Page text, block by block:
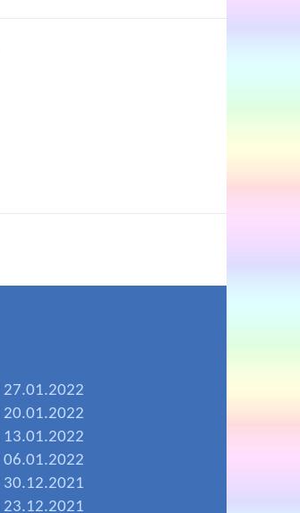
27.01.2022
20.01.2022
13.01.2022
06.01.2022
30.12.2021
23.12.2021